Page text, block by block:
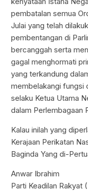
pembatalan semua
Julai yang telah
pembentangan di
bercanggah serta
gagal menghormati
yang terkandung
membelakangi fungsi
selaku Ketua Utama
dalam Perlembagaan
Kalau inilah yang
Kerajaan Perikatan
Baginda Yang di-
Anwar Ibrahim
Parti Keadilan Rakyat